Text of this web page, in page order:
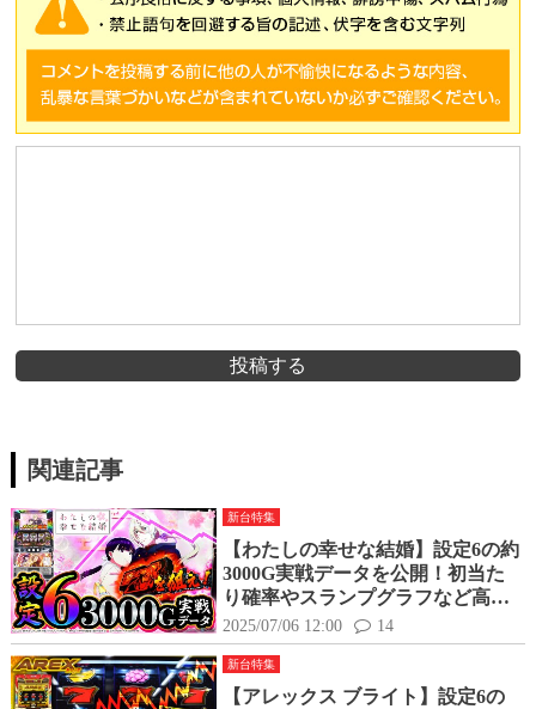
投稿する
関連記事
新台特集
【わたしの幸せな結婚】設定6の約
3000G実戦データを公開！初当た
り確率やスランプグラフなど高設
定の挙動はどんな感じ？
2025/07/06 12:00 14
新台特集
【アレックス ブライト】設定6の